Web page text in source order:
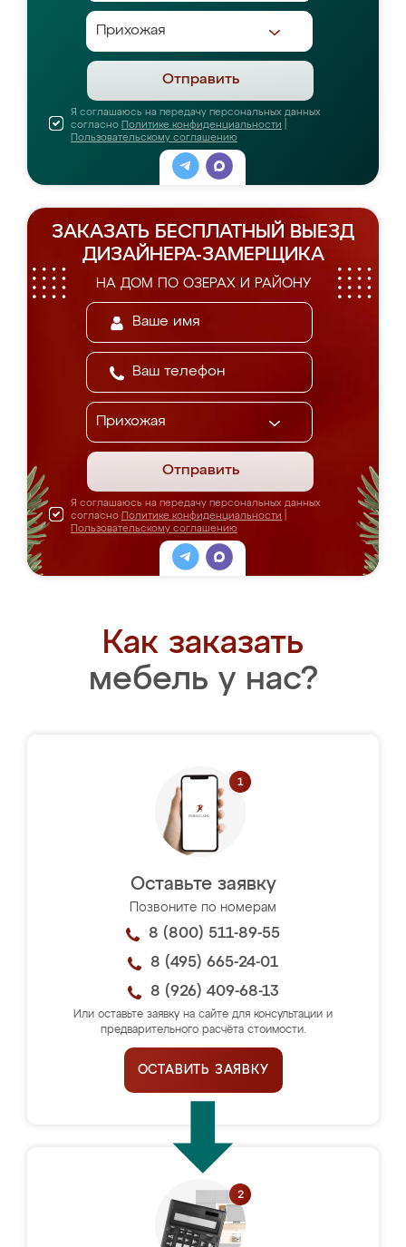
Отправить
Я соглашаюсь на передачу персональных данных
согласно Политике конфиденциальности
Пользовательскому соглашению
ЗАКАЗАТЬ БЕСПЛАТНЫЙ ВЫЕЗД
ДИЗАЙНЕРА-ЗАМЕРЩИКА
НА ДОМ ПО ОЗЕРАХ И РАЙОНУ
Отправить
Я соглашаюсь на передачу персональных данных
согласно Политике конфиденциальности
Пользовательскому соглашению
Как заказать
мебель у нас?
Оставьте заявку
Позвоните по номерам
8 (800) 511-89-55
8 (495) 665-24-01
8 (926) 409-68-13
Или оставьте заявку на сайте для консультации и
предварительного расчёта стоимости.
ОСТАВИТЬ ЗАЯВКУ